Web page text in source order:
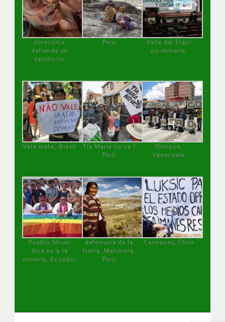
Amazonía
defiende su
territorio
Perú
Valle del Elqui
sin minería.
Vale mata, Brasil
Tía María no va !
Perú
Orinoco,
Venezuela
Pueblo Shuar
dice no a la
minería, Ecuador
defensora de la
tierra, Melchora,
Perú
Caimanes, Chile